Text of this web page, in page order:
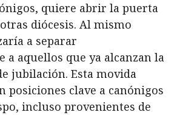
quiere abrir la puerta
diócesis. Al mismo
a separar
a aquellos que ya alcanzan la
jubilación. Esta movida
posiciones clave a canónigos
incluso provenientes de